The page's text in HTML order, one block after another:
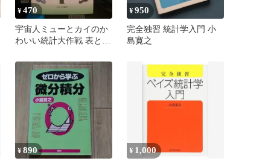
¥470
宇宙人ミューとカイのか
わいい統計大作戦 表とグ
本 確率統計
¥950
完全独習 統計学入門 小
島寛之
¥890 ¥ 1,000